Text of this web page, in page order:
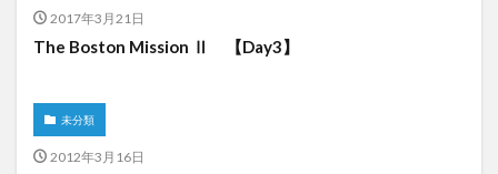
2017年3月21日
The Boston Mission Ⅱ 【Day3】
未分類
2012年3月16日